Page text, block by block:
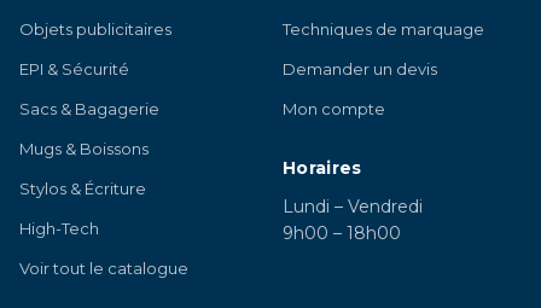
Objets publicitaires
EPI & Sécurité
Sacs & Bagagerie
Mugs & Boissons
Stylos & Écriture
High-Tech
Voir tout le catalogue
Techniques de marquage
Demander un devis
Mon compte
Horaires
Lundi – Vendredi
9h00 – 18h00